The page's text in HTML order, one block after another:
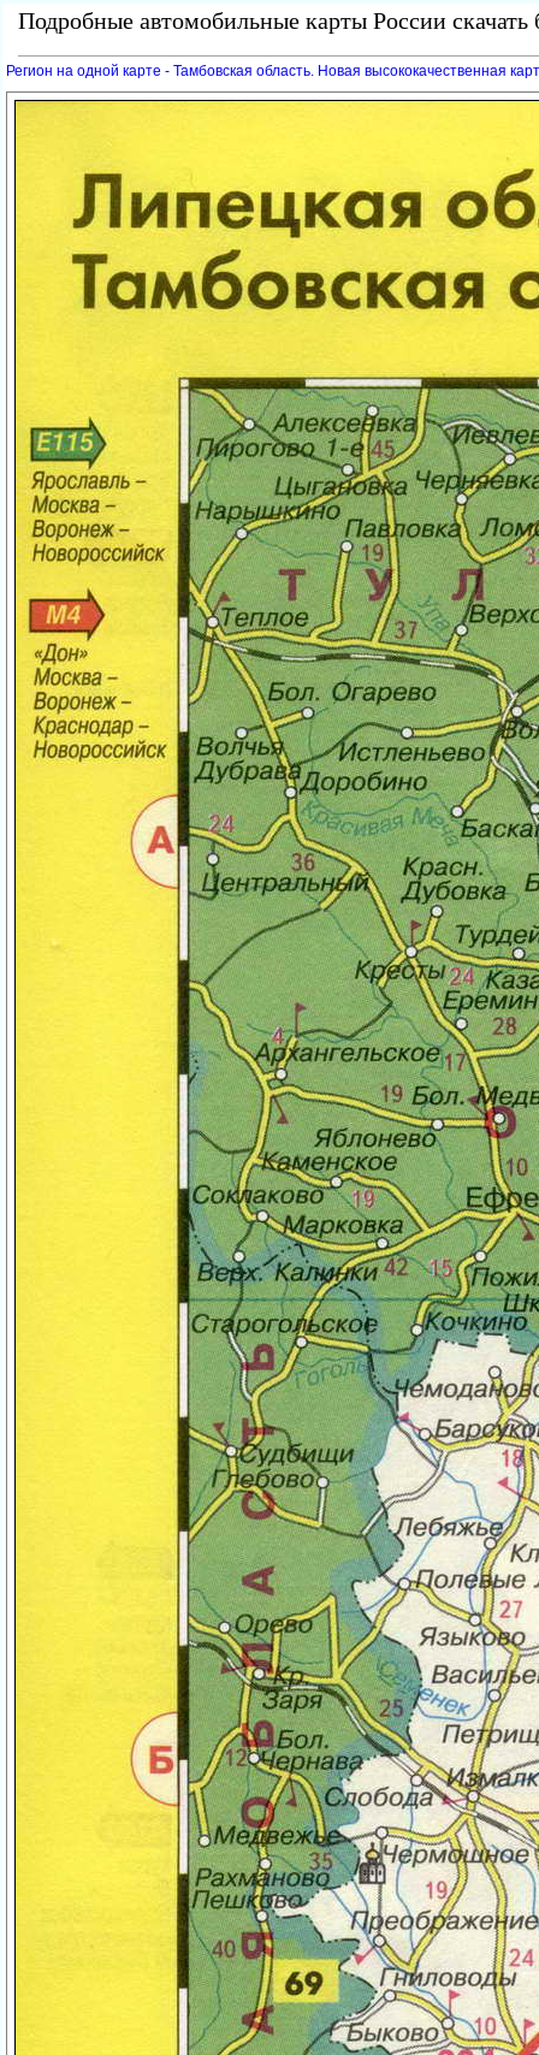
Подробные автомобильные карты России
Регион на одной карте - Тамбовская область. Новая высококачественная